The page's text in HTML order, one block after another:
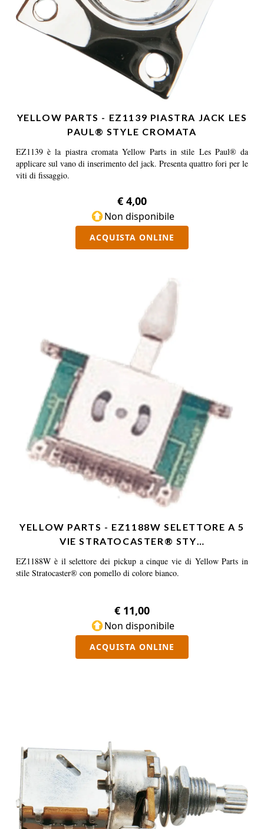
YELLOW PARTS - EZ1139 PIASTRA JACK LES
PAUL® STYLE CROMATA
EZ1139 è la piastra cromata Yellow Parts in stile Les Paul® da
applicare sul vano di inserimento del jack. Presenta quattro fori per le
viti di fissaggio.
€ 4,00
Non disponibile
ACQUISTA ONLINE
YELLOW PARTS - EZ1188W SELETTORE A 5
VIE STRATOCASTER® STY…
EZ1188W è il selettore dei pickup a cinque vie di Yellow Parts in
stile Stratocaster® con pomello di colore bianco.
€ 11,00
Non disponibile
ACQUISTA ONLINE